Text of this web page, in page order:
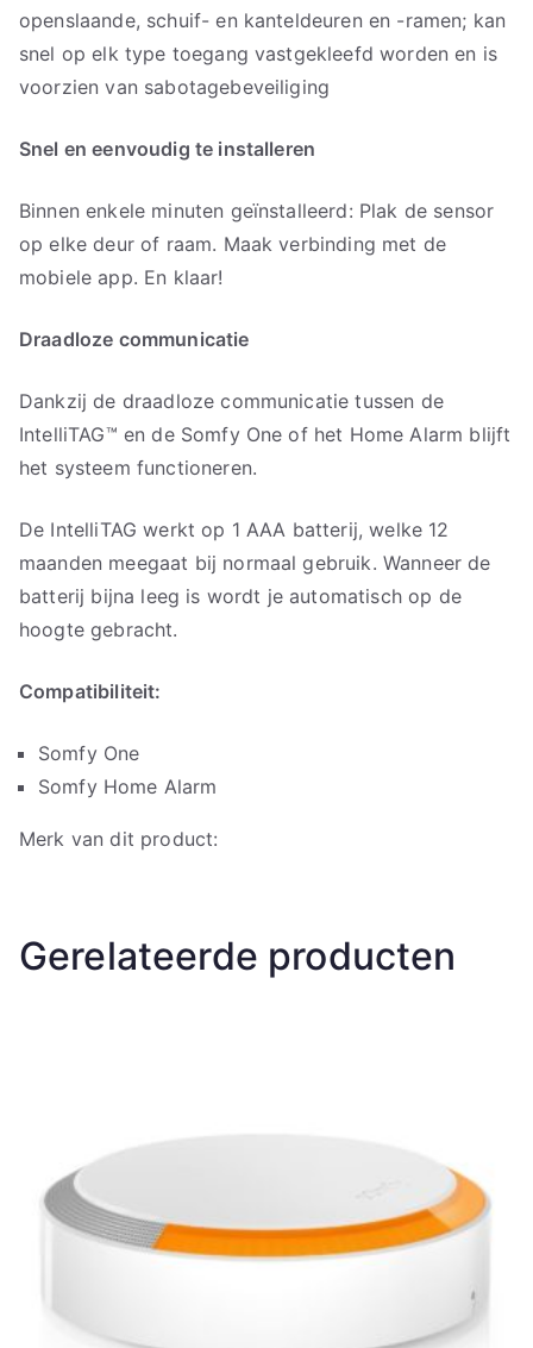
openslaande, schuif- en kanteldeuren en -ramen; kan
snel op elk type toegang vastgekleefd worden en is
voorzien van sabotagebeveiliging
Snel en eenvoudig te installeren
Binnen enkele minuten geïnstalleerd: Plak de sensor
op elke deur of raam. Maak verbinding met de
mobiele app. En klaar!
Draadloze communicatie
Dankzij de draadloze communicatie tussen de
IntelliTAG™ en de Somfy One of het Home Alarm blijft
het systeem functioneren.
De IntelliTAG werkt op 1 AAA batterij, welke 12
maanden meegaat bij normaal gebruik. Wanneer de
batterij bijna leeg is wordt je automatisch op de
hoogte gebracht.
Compatibiliteit:
Somfy One
Somfy Home Alarm
Merk van dit product:
Gerelateerde producten